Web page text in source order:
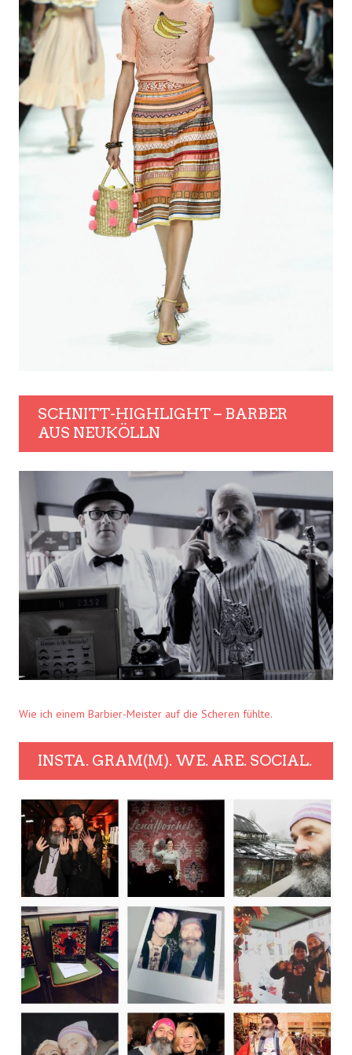
HAPPY. BIRTHDAY. – 20 JAHRE.
LENA. HOSCHEK.
SCHNITT-HIGHLIGHT – BARBER
Wie ich einem Barbier-Meister auf die Scheren fühlte.
INSTA. GRAM(M). WE. ARE. SOCIAL.